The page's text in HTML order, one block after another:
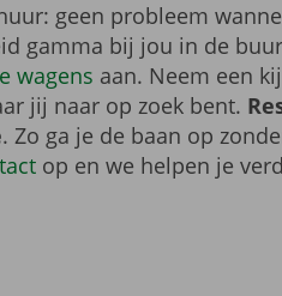
geen probleem
gamma bij jou in de
wagens aan. Neem een
jij naar op zoek bent.
. Zo ga je de baan op
op en we helpen je